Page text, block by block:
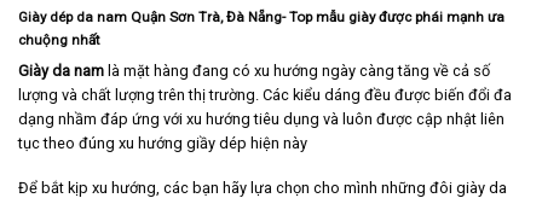
Giày dép da nam Quận Sơn Trà, Đà Nẵng- Top mẫu giày được phái mạnh ưa
chuộng nhất
Giày da nam là mặt hàng đang có xu hướng ngày càng tăng về cả số
lượng và chất lượng trên thị trường. Các kiểu dáng đều được biến đổi đa
dạng nhầm đáp ứng với xu hướng tiêu dụng và luôn được cập nhật liên
tục theo đúng xu hướng giầy dép hiện này
Để bắt kịp xu hướng, các bạn hãy lựa chọn cho mình những đôi giày da